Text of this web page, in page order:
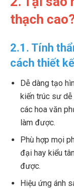
thạch
2.1. Tính
cách thiết kế
Dễ dàng tạo
kiến trúc sư
các hoa văn
làm được.
Phù hợp mọi
đại hay kiểu
được.
Hiệu ứng ánh